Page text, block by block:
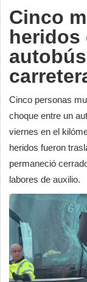
Cinco
heridos
Cinco personas
choque entre un
viernes en el
heridos fueron
permaneció
labores de auxilio.